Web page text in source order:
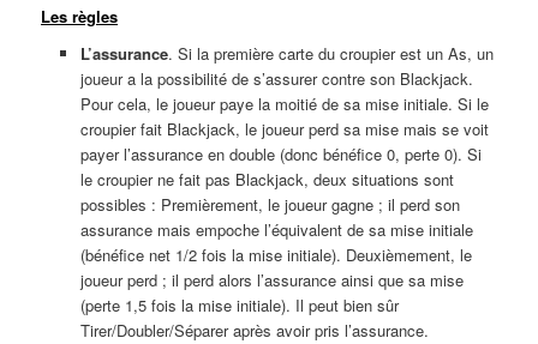
Les règles
L’assurance. Si la première carte du croupier est un As, un
joueur a la possibilité de s’assurer contre son Blackjack.
Pour cela, le joueur paye la moitié de sa mise initiale. Si le
croupier fait Blackjack, le joueur perd sa mise mais se voit
payer l’assurance en double (donc bénéfice 0, perte 0). Si
le croupier ne fait pas Blackjack, deux situations sont
possibles : Premièrement, le joueur gagne ; il perd son
assurance mais empoche l’équivalent de sa mise initiale
(bénéfice net 1/2 fois la mise initiale). Deuxièmement, le
joueur perd ; il perd alors l’assurance ainsi que sa mise
(perte 1,5 fois la mise initiale). Il peut bien sûr
Tirer/Doubler/Séparer après avoir pris l’assurance.